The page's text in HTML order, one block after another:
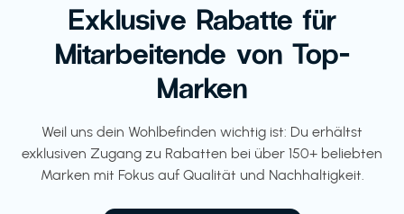
Exklusive Rabatte für
Mitarbeitende von Top-
Marken
Weil uns dein Wohlbefinden wichtig ist: Du erhältst
exklusiven Zugang zu Rabatten bei über 150+ beliebten
Marken mit Fokus auf Qualität und Nachhaltigkeit.